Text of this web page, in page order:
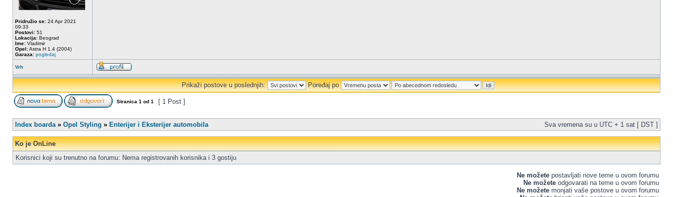
Pridružio se: 24 Apr 2021
09:33
Postovi: 51
Lokacija: Beograd
Ime: Vladimir
Opel:Astra H 1.4 (2004)
Garaza: pogledaj
Vrh
Prikaži postove u poslednjih: Poređaj po
Stranica 1 od 1 [ 1 Post ]
Index boarda» Opel Styling » Enterijer i Eksterijer automobila Sva vremena su u UTC + 1 sat [ DST ]
Ko je OnLine
Korisnici koji su trenutno na forumu: Nema registrovanih korisnika i 3 gostiju
Ne možete postavljati nove teme u ovom forumu
Ne možete odgovarati na teme u ovom forumu
Ne možete monjati vaše postove u ovom forumu